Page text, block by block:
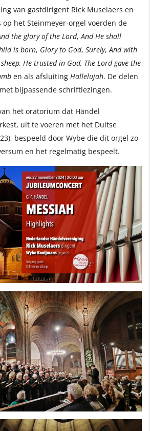
van gastdirigent Rick Muselaers en
op het Steinmeyer-orgel voerden de
the glory of the Lord,And He shall
is born, Glory to God, Surely,And with
He trusted in God, The Lord gave the
en als afsluiting Hallelujah. De delen
bijpassende schriftlezingen.
het oratorium dat Händel
uit te voeren met het Duitse
bespeeld door Wybe die dit orgel zo
en het regelmatig bespeelt.